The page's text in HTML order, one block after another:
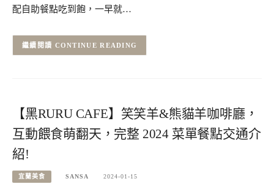
配自助餐點吃到飽，一早就…
CONTINUE READING
【黑RURU CAFE】笑笑羊&熊貓羊咖啡廳，
互動餵食萌翻天，完整 2024 菜單餐點交通介
紹!
宜蘭美食 SANSA 2024-01-15